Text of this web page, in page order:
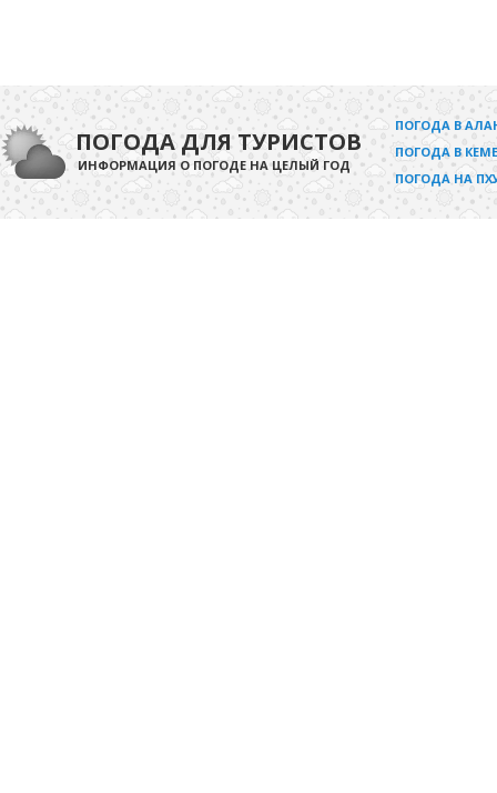
ПОГОДА ДЛЯ ТУРИСТОВ
ИНФОРМАЦИЯ О ПОГОДЕ НА ЦЕЛЫЙ ГОД
ПОГОДА В
ПОГОДА В
ПОГОДА НА